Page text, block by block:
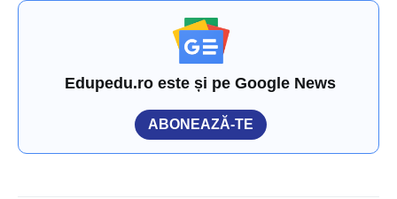
Edupedu.ro este și pe Google News
ABONEAZĂ-TE